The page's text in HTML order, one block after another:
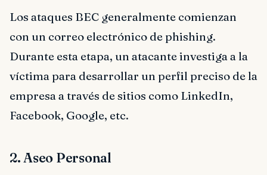
Los ataques BEC generalmente comienzan
con un correo electrónico de phishing.
Durante esta etapa, un atacante investiga a la
víctima para desarrollar un perfil preciso de la
empresa a través de sitios como LinkedIn,
Facebook, Google, etc.
2. Aseo Personal